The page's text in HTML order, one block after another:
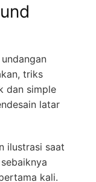
triks
dan simple
latar
ilustrasi saat
kali.